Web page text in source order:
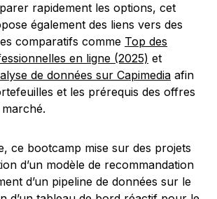
rapidement les options, cet
également des liens vers des
comparatifs comme Top des
en ligne (2025) et
de données sur Capimedia afin
et les prérequis des offres
ce bootcamp mise sur des projets
d’un modèle de recommandation
d’un pipeline de données sur le